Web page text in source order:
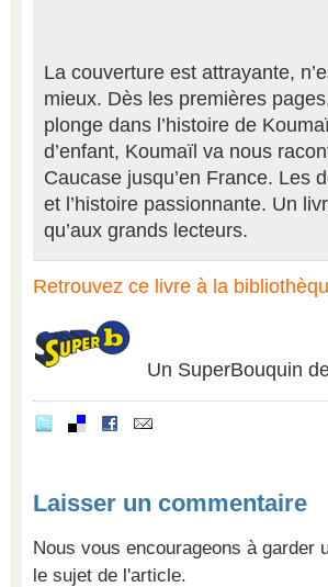
La couverture est attrayante,
mieux. Dès les premières
plonge dans l’histoire de
d’enfant, Koumaïl va nous
Caucase jusqu’en France. Les
et l’histoire passionnante. Un
qu’aux grands lecteurs.
Retrouvez ce livre à la
Un SuperBouquin
Laisser un commentaire
Nous vous encourageons à garder
le sujet de l'article.